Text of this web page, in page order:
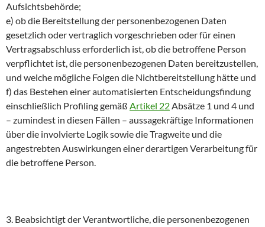
Aufsichtsbehörde;
e) ob die Bereitstellung der personenbezogenen Daten
gesetzlich oder vertraglich vorgeschrieben oder für einen
Vertragsabschluss erforderlich ist, ob die betroffene Person
verpflichtet ist, die personenbezogenen Daten bereitzustellen,
und welche mögliche Folgen die Nichtbereitstellung hätte und
f) das Bestehen einer automatisierten Entscheidungsfindung
einschließlich Profiling gemäß Artikel 22Absätze 1 und 4 und
– zumindest in diesen Fällen – aussagekräftige Informationen
über die involvierte Logik sowie die Tragweite und die
angestrebten Auswirkungen einer derartigen Verarbeitung für
die betroffene Person.
3. Beabsichtigt der Verantwortliche, die personenbezogenen